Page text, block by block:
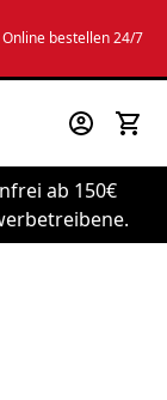
Online bestellen 24/7
ab 150€